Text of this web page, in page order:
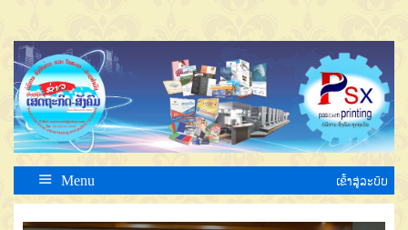
Menu ເຂົ້າສູ່ລະບົບ